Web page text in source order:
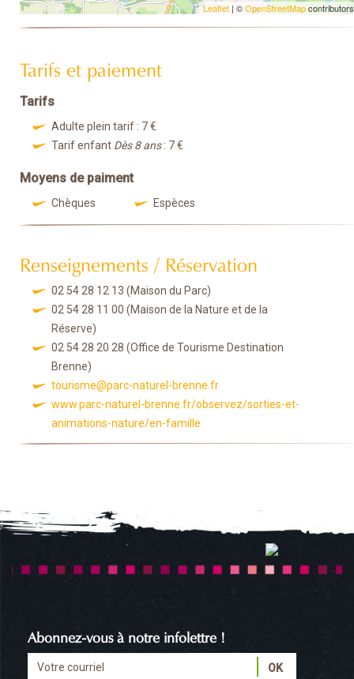
Leaflet | ©OpenStreetMapcontributors
Tarifs et paiement
Tarifs
Adulte plein tarif : 7 €
Tarif enfant Dès 8 ans: 7 €
Moyens de paiment
Chèques Espèces
Renseignements / Réservation
02 54 28 12 13 (Maison du Parc)
02 54 28 11 00 (Maison de la Nature et de la
Réserve)
02 54 28 20 28 (Office de Tourisme Destination
Brenne)
tourisme@parc-naturel-brenne.fr
www.parc-naturel-brenne.fr/observez/sorties-et-
animations-nature/en-famille
Abonnez-vous à notre infolettre !